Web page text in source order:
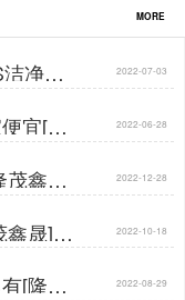
MORE
净出 2022-07-03
宜[隆 2022-06-28
鑫晟] 2022-12-28
鑫晟]… 2022-10-18
[隆茂 2022-08-29